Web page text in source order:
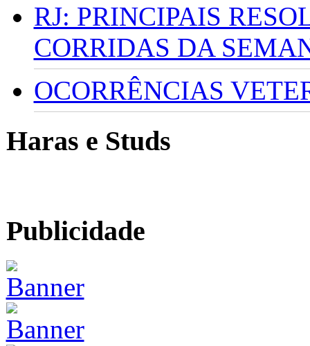
RJ: PRINCIPAIS
CORRIDAS DA
OCORRÊNCIAS
Haras e Studs
Publicidade